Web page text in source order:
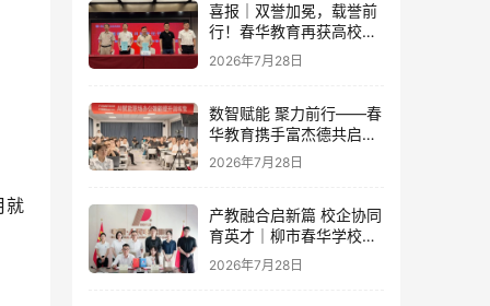
就
喜报｜双誉加冕，载誉前
行！春华教育再获高校官
方重磅认可
2026年7月28日
数智赋能 聚力前行——春
华教育携手富杰德共启AI
办公内训新篇章
2026年7月28日
产教融合启新篇 校企协同
育英才｜柳市春华学校与
人民电器集团成功签订战
略合作协议
2026年7月28日